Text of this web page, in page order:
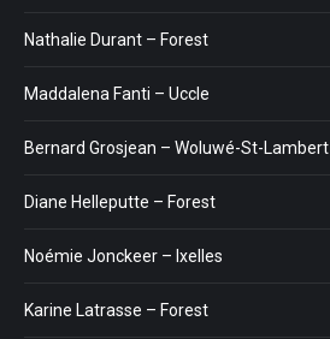
Nathalie Durant – Forest
Maddalena Fanti – Uccle
Bernard Grosjean – Woluwé-St-Lambert
Diane Helleputte – Forest
Noémie Jonckeer – Ixelles
Karine Latrasse – Forest